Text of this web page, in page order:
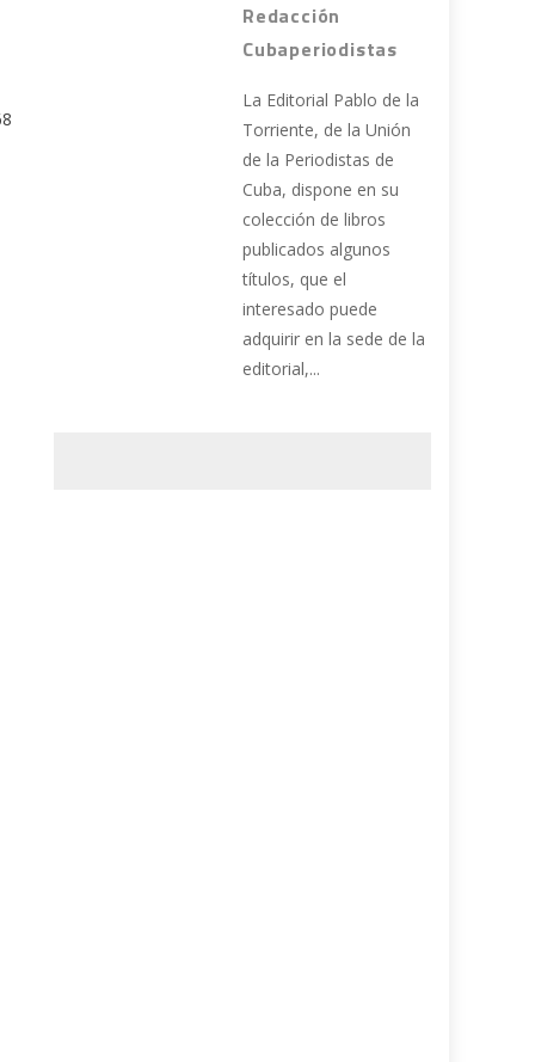
Redacción
Cubaperiodistas
La Editorial Pablo de la
Torriente, de la Unión
de la Periodistas de
Cuba, dispone en su
colección de libros
publicados algunos
títulos, que el
interesado puede
adquirir en la sede de la
editorial,...